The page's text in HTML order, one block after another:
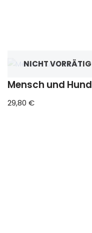
NICHT VORRÄTIG
Mensch und Hund
29,80 €